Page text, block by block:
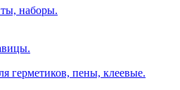
наборы.
герметиков, пены, клеевые.